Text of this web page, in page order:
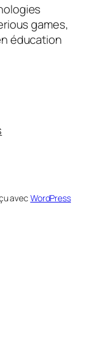
games,
éducation
avec WordPress